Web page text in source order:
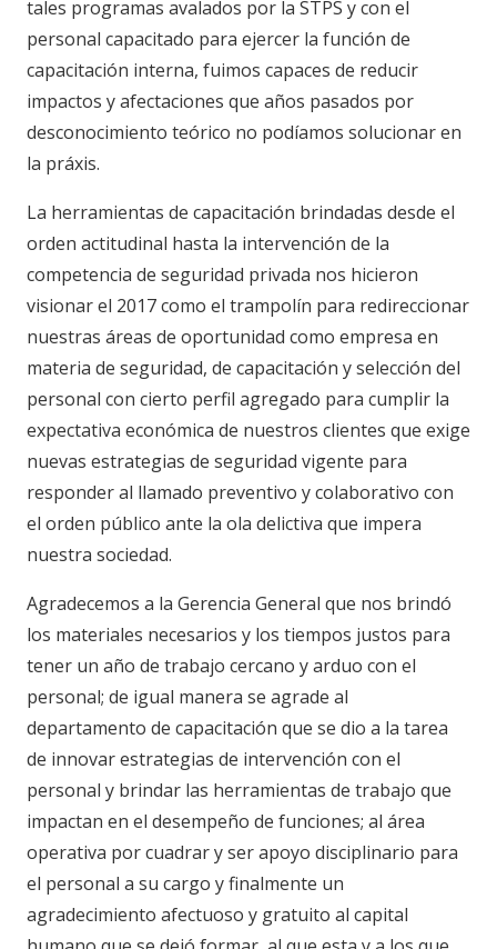
tales programas avalados por la STPS y con el
personal capacitado para ejercer la función de
capacitación interna, fuimos capaces de reducir
impactos y afectaciones que años pasados por
desconocimiento teórico no podíamos solucionar en
la práxis.
La herramientas de capacitación brindadas desde el
orden actitudinal hasta la intervención de la
competencia de seguridad privada nos hicieron
visionar el 2017 como el trampolín para redireccionar
nuestras áreas de oportunidad como empresa en
materia de seguridad, de capacitación y selección del
personal con cierto perfil agregado para cumplir la
expectativa económica de nuestros clientes que exige
nuevas estrategias de seguridad vigente para
responder al llamado preventivo y colaborativo con
el orden público ante la ola delictiva que impera
nuestra sociedad.
Agradecemos a la Gerencia General que nos brindó
los materiales necesarios y los tiempos justos para
tener un año de trabajo cercano y arduo con el
personal; de igual manera se agrade al
departamento de capacitación que se dio a la tarea
de innovar estrategias de intervención con el
personal y brindar las herramientas de trabajo que
impactan en el desempeño de funciones; al área
operativa por cuadrar y ser apoyo disciplinario para
el personal a su cargo y finalmente un
agradecimiento afectuoso y gratuito al capital